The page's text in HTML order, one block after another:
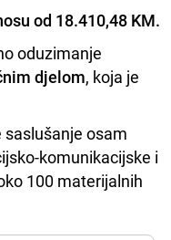
od 18.410,48 KM.
oduzimanje
djelom, koja je
saslušanje osam
komunikacijske i
100 materijalnih